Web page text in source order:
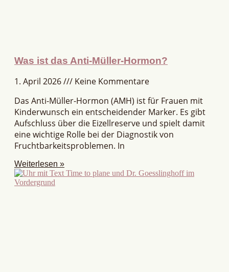
Was ist das Anti-Müller-Hormon?
1. April 2026
Keine Kommentare
Das Anti-Müller-Hormon (AMH) ist für Frauen mit
Kinderwunsch ein entscheidender Marker. Es gibt
Aufschluss über die Eizellreserve und spielt damit
eine wichtige Rolle bei der Diagnostik von
Fruchtbarkeitsproblemen. In
Weiterlesen »